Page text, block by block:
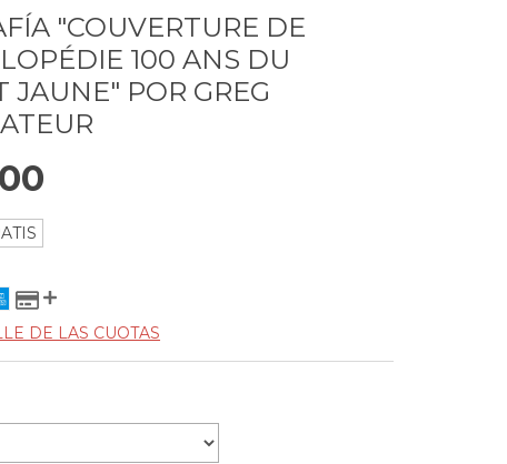
"COUVERTURE DE
100 ANS DU
JAUNE" POR GREG
DE LAS CUOTAS